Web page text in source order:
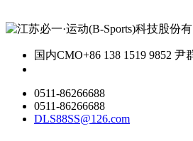
国内CMO+86 138 1519 9852 尹
0511-86266688
0511-86266688
DLS88SS@126.com